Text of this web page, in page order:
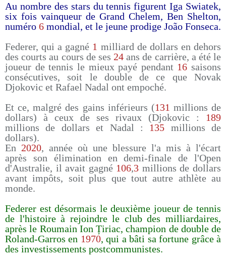
Au nombre des stars du tennis figurent Iga Swiatek,
six fois vainqueur de Grand Chelem, Ben Shelton,
numéro 6 mondial, et le jeune prodige João Fonseca.
Federer, qui a gagné 1 milliard de dollars en dehors
des courts au cours de ses 24 ans de carrière, a été le
joueur de tennis le mieux payé pendant 16 saisons
consécutives, soit le double de ce que Novak
Djokovic et Rafael Nadal ont empoché.
Et ce, malgré des gains inférieurs (131 millions de
dollars) à ceux de ses rivaux (Djokovic : 189
millions de dollars et Nadal : 135 millions de
dollars).
En 2020, année où une blessure l'a mis à l'écart
après son élimination en demi-finale de l'Open
d'Australie, il avait gagné 106,3 millions de dollars
avant impôts, soit plus que tout autre athlète au
monde.
Federer est désormais le deuxième joueur de tennis
de l'histoire à rejoindre le club des milliardaires,
après le Roumain Ion Țiriac, champion de double de
Roland-Garros en 1970, qui a bâti sa fortune grâce à
des investissements postcommunistes.